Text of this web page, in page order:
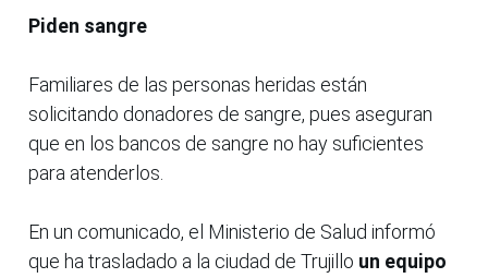
Piden sangre
Familiares de las personas heridas están
solicitando donadores de sangre, pues aseguran
que en los bancos de sangre no hay suficientes
para atenderlos.
En un comunicado, el Ministerio de Salud informó
que ha trasladado a la ciudad de Trujillo un equipo